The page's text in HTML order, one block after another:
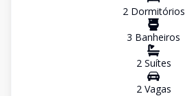
2Dormitórios
3 Banheiros
2Suítes
2Vagas